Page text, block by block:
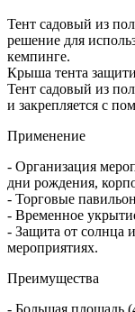
Тент садовый из
решение для
кемпинге.
Крыша тента
Тент садовый из
и закрепляется с
Применение
- Организация
дни рождения,
- Торговые
- Временное
- Защита от солнца
мероприятиях.
Преимущества
- Большая площадь